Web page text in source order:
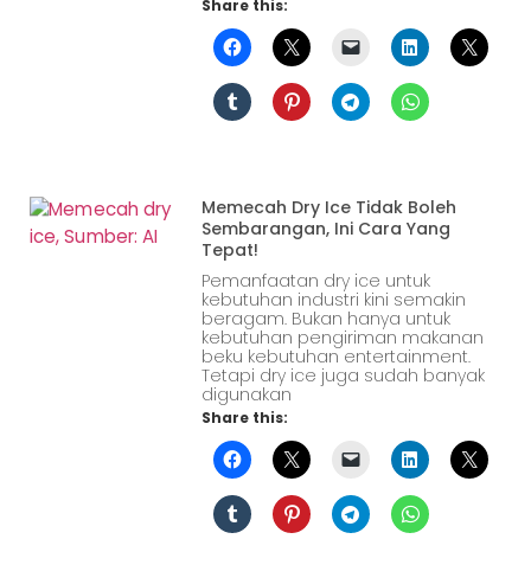
Share this:
Memecah Dry Ice Tidak Boleh
Sembarangan, Ini Cara Yang
Tepat!
Pemanfaatan dry ice untuk
kebutuhan industri kini semakin
beragam. Bukan hanya untuk
kebutuhan pengiriman makanan
beku kebutuhan entertainment.
Tetapi dry ice juga sudah banyak
digunakan
Share this: